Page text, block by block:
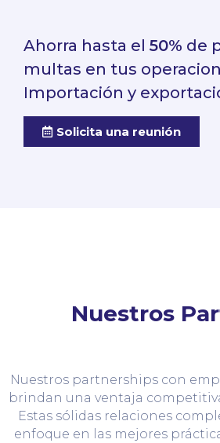
Ahorra hasta el 50% de
multas en tus
Importación y
Solicita una reunión
Nuestros
Nuestros partnerships con
brindan una ventaja
Estas sólidas relaciones
enfoque en las mejores